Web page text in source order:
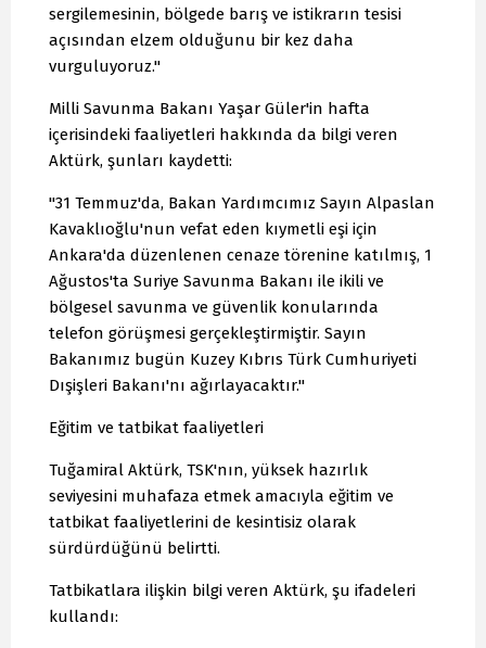
sergilemesinin, bölgede barış ve istikrarın tesisi
açısından elzem olduğunu bir kez daha
vurguluyoruz."
Milli Savunma Bakanı Yaşar Güler'in hafta
içerisindeki faaliyetleri hakkında da bilgi veren
Aktürk, şunları kaydetti:
"31 Temmuz'da, Bakan Yardımcımız Sayın Alpaslan
Kavaklıoğlu'nun vefat eden kıymetli eşi için
Ankara'da düzenlenen cenaze törenine katılmış, 1
Ağustos'ta Suriye Savunma Bakanı ile ikili ve
bölgesel savunma ve güvenlik konularında
telefon görüşmesi gerçekleştirmiştir. Sayın
Bakanımız bugün Kuzey Kıbrıs Türk Cumhuriyeti
Dışişleri Bakanı'nı ağırlayacaktır."
Eğitim ve tatbikat faaliyetleri
Tuğamiral Aktürk, TSK'nın, yüksek hazırlık
seviyesini muhafaza etmek amacıyla eğitim ve
tatbikat faaliyetlerini de kesintisiz olarak
sürdürdüğünü belirtti.
Tatbikatlara ilişkin bilgi veren Aktürk, şu ifadeleri
kullandı: